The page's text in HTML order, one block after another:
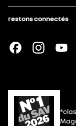
restons connectés